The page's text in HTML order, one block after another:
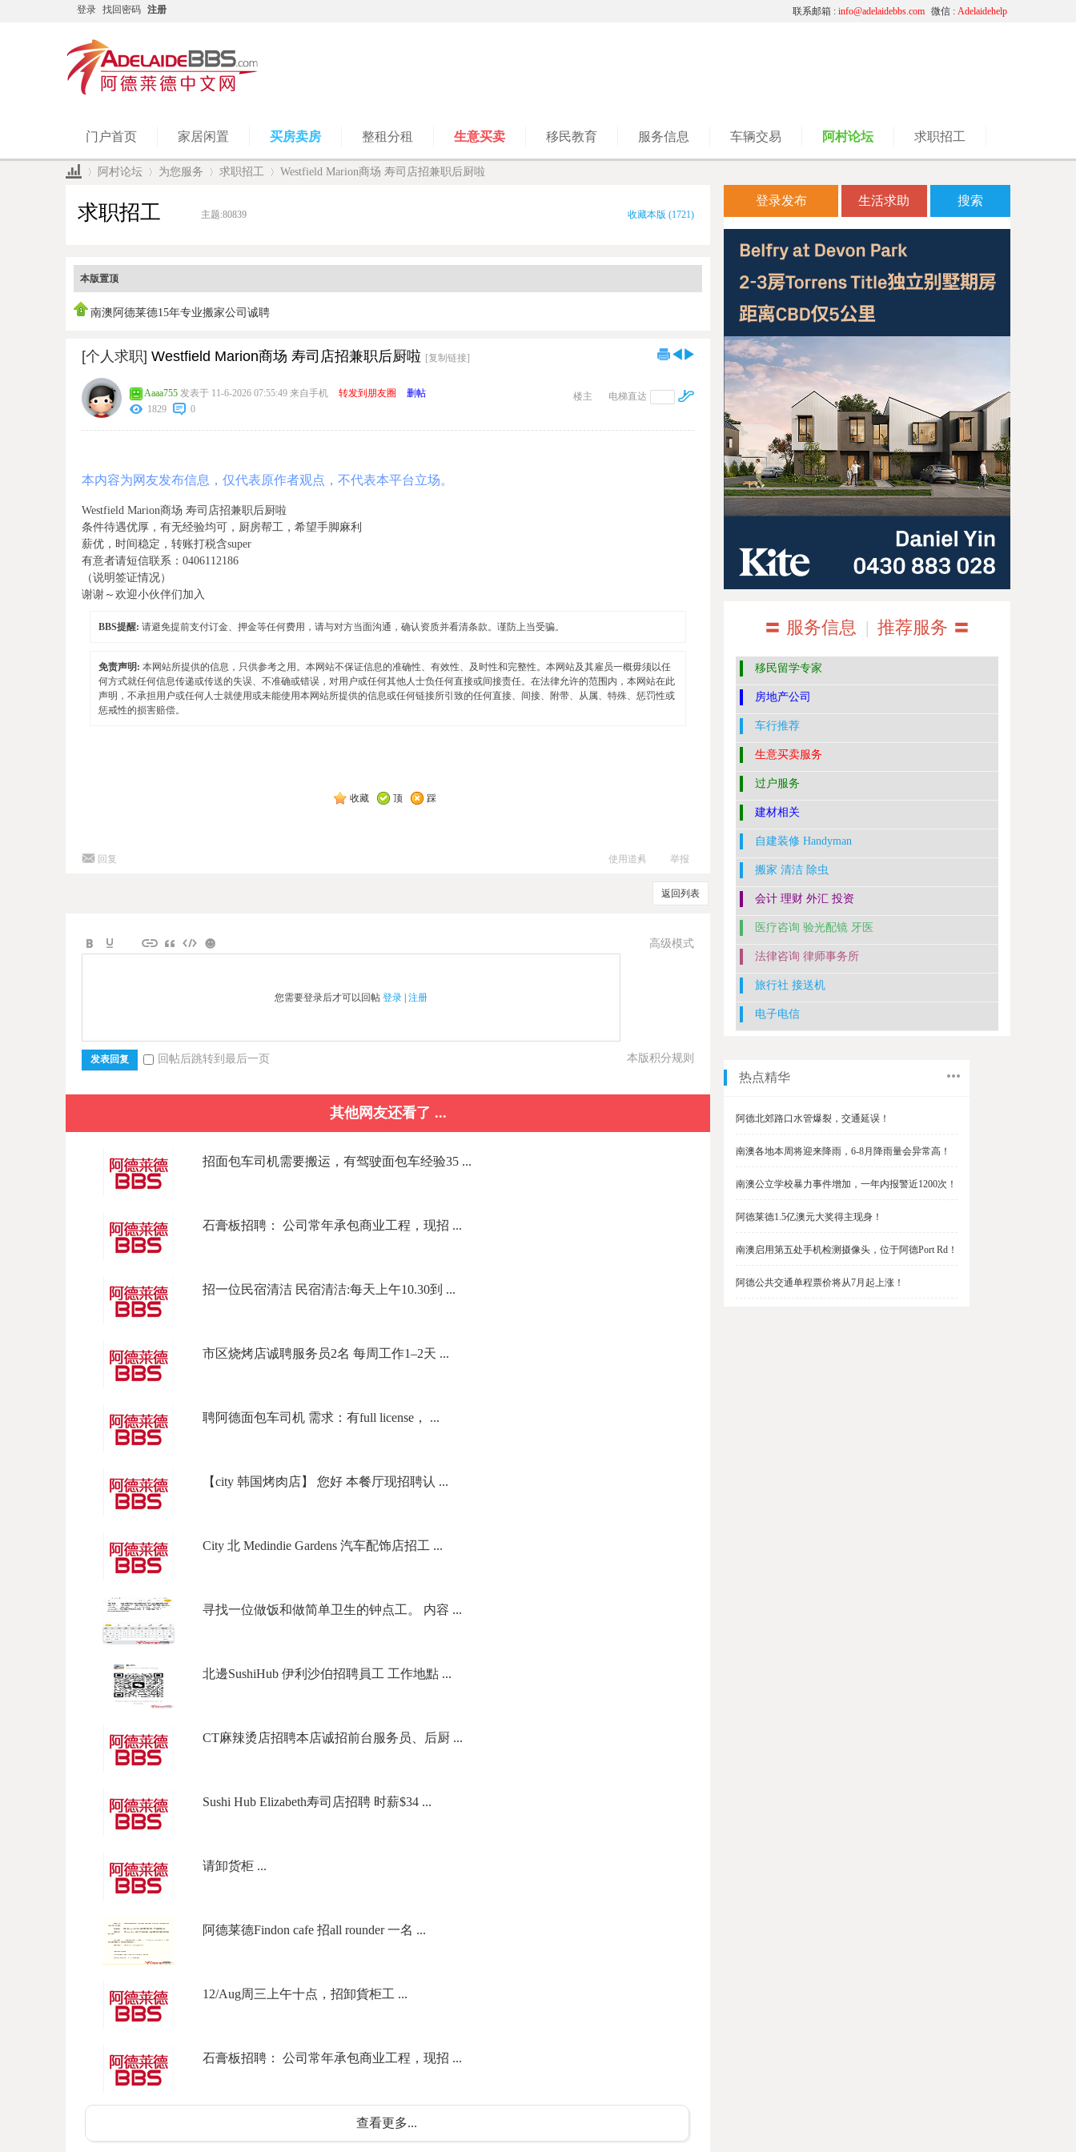
登录 找回密码 注册 微信 : Adelaidehelp
联系邮箱 : info@adelaidebbs.com
门户首页 家居闲置 买房卖房 整租分租 生意买卖 移民教育 服务信息 车辆交易 阿村论坛 求职招工
阿村论坛 为您服务 求职招工 Westfield Marion商场 寿司店招兼职后厨啦
求职招工 主题:80839 收藏本版 (1721)
本版置顶
南澳阿德莱德15年专业搬家公司诚聘
[个人求职] Westfield Marion商场 寿司店招兼职后厨啦 [复制链接]
电梯直达
楼主
Aaaa755 发表于 11-6-2026 07:55:49 来自手机 转发到朋友圈
删帖
1829
0
本内容为网友发布信息，仅代表原作者观点，不代表本平台立场。
Westfield Marion商场 寿司店招兼职后厨啦
条件待遇优厚，有无经验均可，厨房帮工，希望手脚麻利
薪优，时间稳定，转账打税含super
有意者请短信联系：0406112186
（说明签证情况）
谢谢～欢迎小伙伴们加入
BBS提醒: 请避免提前支付订金、押金等任何费用，请与对方当面沟通，确认资质并看清条款。谨防上当受骗。
免责声明: 本网站所提供的信息，只供参考之用。本网站不保证信息的准确性、有效性、及时性和完整性。本网站及其雇员一概毋须以任
何方式就任何信息传递或传送的失误、不准确或错误，对用户或任何其他人士负任何直接或间接责任。在法律允许的范围内，本网站在此
声明，不承担用户或任何人士就使用或未能使用本网站所提供的信息或任何链接所引致的任何直接、间接、附带、从属、特殊、惩罚性或
惩戒性的损害赔偿。
收藏 顶 踩
回复 使用道具 举报
返回列表
高级模式
您需要登录后才可以回帖 登录 | 注册
本版积分规则
发表回复 回帖后跳转到最后一页
其他网友还看了 ...
招面包车司机需要搬运，有驾驶面包车经验35 ...
石膏板招聘： 公司常年承包商业工程，现招 ...
招一位民宿清洁 民宿清洁:每天上午10.30到 ...
市区烧烤店诚聘服务员2名 每周工作1–2天 ...
聘阿德面包车司机 需求：有full license， ...
【city 韩国烤肉店】 您好 本餐厅现招聘认 ...
City 北 Medindie Gardens 汽车配饰店招工 ...
寻找一位做饭和做简单卫生的钟点工。 内容 ...
北邊SushiHub 伊利沙伯招聘員工 工作地點 ...
CT麻辣烫店招聘本店诚招前台服务员、后厨 ...
Sushi Hub Elizabeth寿司店招聘 时薪$34 ...
请卸货柜 ...
阿德莱德Findon cafe 招all rounder 一名 ...
12/Aug周三上午十点，招卸貨柜工 ...
石膏板招聘： 公司常年承包商业工程，现招 ...
查看更多...
登录发布 生活求助 搜索
〓 服务信息 | 推荐服务 〓
移民留学专家
房地产公司
车行推荐
生意买卖服务
过户服务
建材相关
自建装修 Handyman
搬家 清洁 除虫
会计 理财 外汇 投资
医疗咨询 验光配镜 牙医
法律咨询 律师事务所
旅行社 接送机
电子电信
热点精华
阿德北郊路口水管爆裂，交通延误！
南澳各地本周将迎来降雨，6-8月降雨量会异常高！
南澳公立学校暴力事件增加，一年内报警近1200次！
阿德莱德1.5亿澳元大奖得主现身！
南澳启用第五处手机检测摄像头，位于阿德Port Rd！
阿德公共交通单程票价将从7月起上涨！